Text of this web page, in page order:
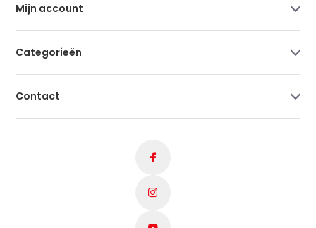
Mijn account
Categorieën
Contact